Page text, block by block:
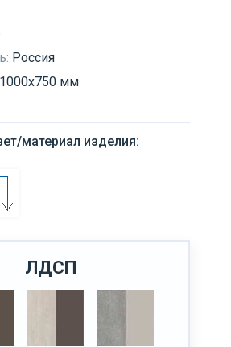
Россия
мм
материал изделия:
ЛДСП